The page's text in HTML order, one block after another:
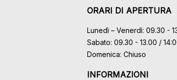
ORARI DI APERTURA
Lunedì – Venerdì: 09.30 -
Sabato: 09.30 - 13.00 /
Domenica: Chiuso
INFORMAZIONI